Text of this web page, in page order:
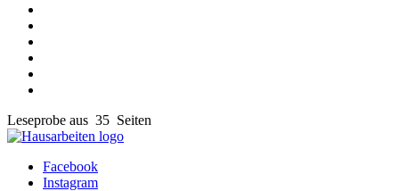
Leseprobe aus 35 Seiten
Facebook
Instagram